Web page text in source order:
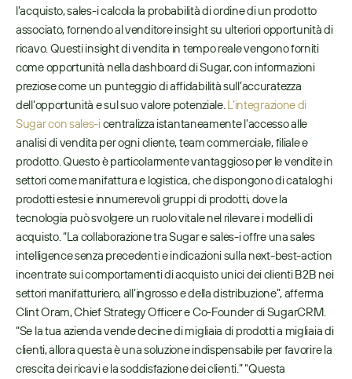
l’acquisto, sales-i calcola la probabilità di ordine di un prodotto
associato, fornendo al venditore insight su ulteriori opportunità di
ricavo. Questi insight di vendita in tempo reale vengono forniti
come opportunità nella dashboard di Sugar, con informazioni
preziose come un punteggio di affidabilità sull’accuratezza
dell’opportunità e sul suo valore potenziale. L’integrazione di
Sugar con sales-i centralizza istantaneamente l’accesso alle
analisi di vendita per ogni cliente, team commerciale, filiale e
prodotto. Questo è particolarmente vantaggioso per le vendite in
settori come manifattura e logistica, che dispongono di cataloghi
prodotti estesi e innumerevoli gruppi di prodotti, dove la
tecnologia può svolgere un ruolo vitale nel rilevare i modelli di
acquisto. “La collaborazione tra Sugar e sales-i offre una sales
intelligence senza precedenti e indicazioni sulla next-best-action
incentrate sui comportamenti di acquisto unici dei clienti B2B nei
settori manifatturiero, all’ingrosso e della distribuzione”, afferma
Clint Oram, Chief Strategy Officer e Co-Founder di SugarCRM.
“Se la tua azienda vende decine di migliaia di prodotti a migliaia di
clienti, allora questa è una soluzione indispensabile per favorire la
crescita dei ricavi e la soddisfazione dei clienti.” “Questa